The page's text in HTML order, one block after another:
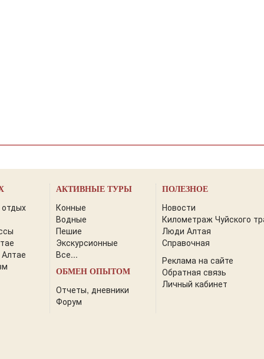
АКТИВНЫЕ ТУРЫ
Конные
Водные
Пешие
Экскурсионные
Все...
ОБМЕН ОПЫТОМ
Отчеты, дневники
Форум
ПОЛЕЗНОЕ
Новости
Километраж Чуйского
Люди Алтая
Справочная
Реклама на сайте
Обратная связь
Личный кабинет